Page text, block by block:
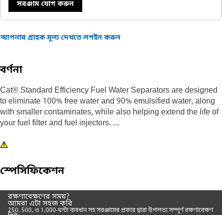
সরঞ্জাম যোগ করুন
আপনার গ্রাহক মূল্য দেখতে লগইন করুন
বর্ণনা
Cat® Standard Efficiency Fuel Water Separators are designed
to eliminate 100% free water and 90% emulsified water, along
with smaller contaminates, while also helping extend the life of
your fuel filter and fuel injectors.
Designed and built specifically for Cat equipment, our fuel
precision fuel system components.
Choosing genuine Cat filters is the best choice for protecting
your Cat equipment.
স্পেসিফিকেশন
রক্ষণাবেক্ষণের সময়?
আমরা এটা সহজ করি
250, 500, ও 1,000-ঘন্টা ব্যবধান সহ সরঞ্জামের প্রকার দ্বারা উপলভ্য সম্পূর্ণ রক্ষণাবেক্ষণ